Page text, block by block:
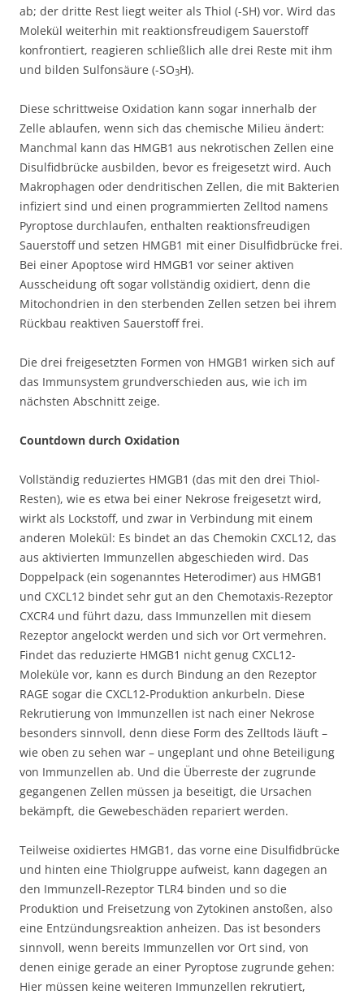
ab; der dritte Rest liegt weiter als Thiol (-SH) vor. Wird das
Molekül weiterhin mit reaktionsfreudigem Sauerstoff
konfrontiert, reagieren schließlich alle drei Reste mit ihm
und bilden Sulfonsäure (-SO3H).
Diese schrittweise Oxidation kann sogar innerhalb der
Zelle ablaufen, wenn sich das chemische Milieu ändert:
Manchmal kann das HMGB1 aus nekrotischen Zellen eine
Disulfidbrücke ausbilden, bevor es freigesetzt wird. Auch
Makrophagen oder dendritischen Zellen, die mit Bakterien
infiziert sind und einen programmierten Zelltod namens
Pyroptose durchlaufen, enthalten reaktionsfreudigen
Sauerstoff und setzen HMGB1 mit einer Disulfidbrücke frei.
Bei einer Apoptose wird HMGB1 vor seiner aktiven
Ausscheidung oft sogar vollständig oxidiert, denn die
Mitochondrien in den sterbenden Zellen setzen bei ihrem
Rückbau reaktiven Sauerstoff frei.
Die drei freigesetzten Formen von HMGB1 wirken sich auf
das Immunsystem grundverschieden aus, wie ich im
nächsten Abschnitt zeige.
Countdown durch Oxidation
Vollständig reduziertes HMGB1 (das mit den drei Thiol-
Resten), wie es etwa bei einer Nekrose freigesetzt wird,
wirkt als Lockstoff, und zwar in Verbindung mit einem
anderen Molekül: Es bindet an das Chemokin CXCL12, das
aus aktivierten Immunzellen abgeschieden wird. Das
Doppelpack (ein sogenanntes Heterodimer) aus HMGB1
und CXCL12 bindet sehr gut an den Chemotaxis-Rezeptor
CXCR4 und führt dazu, dass Immunzellen mit diesem
Rezeptor angelockt werden und sich vor Ort vermehren.
Findet das reduzierte HMGB1 nicht genug CXCL12-
Moleküle vor, kann es durch Bindung an den Rezeptor
RAGE sogar die CXCL12-Produktion ankurbeln. Diese
Rekrutierung von Immunzellen ist nach einer Nekrose
besonders sinnvoll, denn diese Form des Zelltods läuft –
wie oben zu sehen war – ungeplant und ohne Beteiligung
von Immunzellen ab. Und die Überreste der zugrunde
gegangenen Zellen müssen ja beseitigt, die Ursachen
bekämpft, die Gewebeschäden repariert werden.
Teilweise oxidiertes HMGB1, das vorne eine Disulfidbrücke
und hinten eine Thiolgruppe aufweist, kann dagegen an
den Immunzell-Rezeptor TLR4 binden und so die
Produktion und Freisetzung von Zytokinen anstoßen, also
eine Entzündungsreaktion anheizen. Das ist besonders
sinnvoll, wenn bereits Immunzellen vor Ort sind, von
denen einige gerade an einer Pyroptose zugrunde gehen:
Hier müssen keine weiteren Immunzellen rekrutiert,